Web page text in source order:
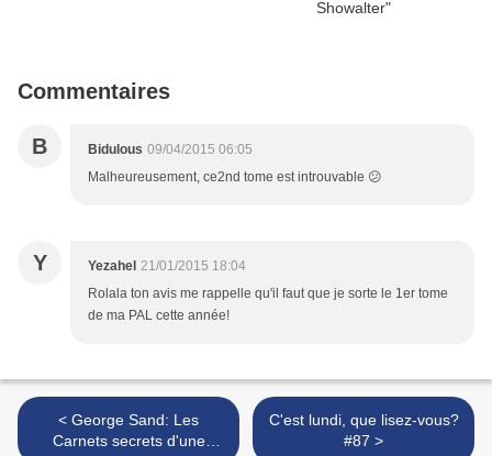
Commentaires
B Bidulous 09/04/2015 06:05
Malheureusement, ce2nd tome est introuvable 😕
Y Yezahel 21/01/2015 18:04
Rolala ton avis me rappelle qu'il faut que je sorte le 1er tome
de ma PAL cette année!
< George Sand: Les
Carnets secrets d'une
C'est lundi, que lisez-vous?
#87 >